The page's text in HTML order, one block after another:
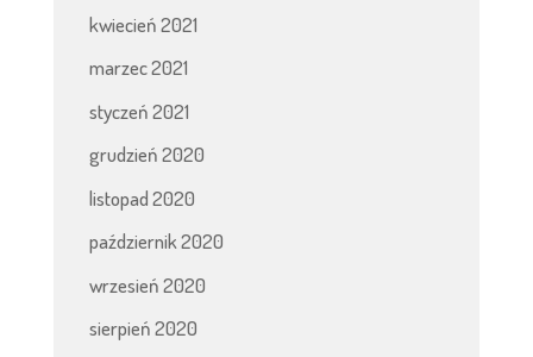
kwiecień 2021
marzec 2021
styczeń 2021
grudzień 2020
listopad 2020
październik 2020
wrzesień 2020
sierpień 2020